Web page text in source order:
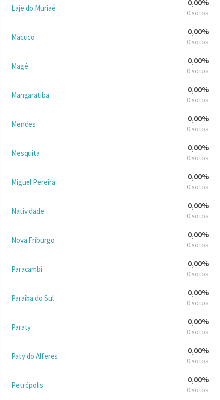
Laje do Muriaé
0,00%
0 votos
Macuco
0,00%
0 votos
Magé
0,00%
0 votos
Mangaratiba
0,00%
0 votos
Mendes
0,00%
0 votos
Mesquita
0,00%
0 votos
Miguel Pereira
0,00%
0 votos
Natividade
0,00%
0 votos
Nova Friburgo
0,00%
0 votos
Paracambi
0,00%
0 votos
Paraíba do Sul
0,00%
0 votos
Paraty
0,00%
0 votos
Paty do Alferes
0,00%
0 votos
Petrópolis
0,00%
0 votos